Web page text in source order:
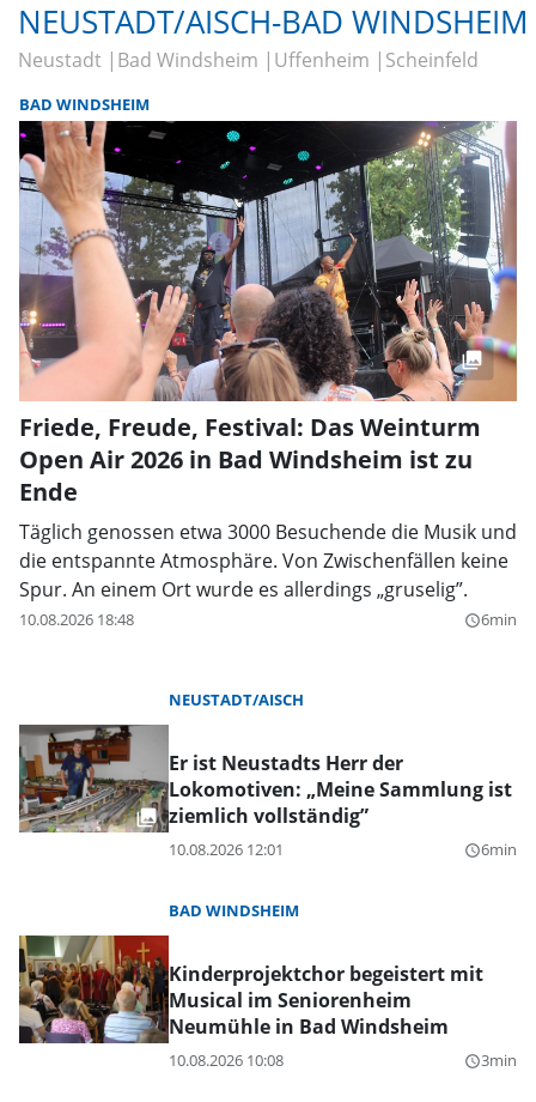
NEUSTADT/AISCH-BAD WINDSHEIM
Neustadt Bad Windsheim Uffenheim Scheinfeld
BAD WINDSHEIM
Friede, Freude, Festival: Das Weinturm
Open Air 2026 in Bad Windsheim ist zu
Ende
Täglich genossen etwa 3000 Besuchende die Musik und
die entspannte Atmosphäre. Von Zwischenfällen keine
Spur. An einem Ort wurde es allerdings „gruselig”.
10.08.2026 18:48 query_builder6min
NEUSTADT/AISCH
Er ist Neustadts Herr der
Lokomotiven: „Meine Sammlung ist
ziemlich vollständig”
10.08.2026 12:01 query_builder6min
BAD WINDSHEIM
Kinderprojektchor begeistert mit
Musical im Seniorenheim
Neumühle in Bad Windsheim
10.08.2026 10:08 query_builder3min